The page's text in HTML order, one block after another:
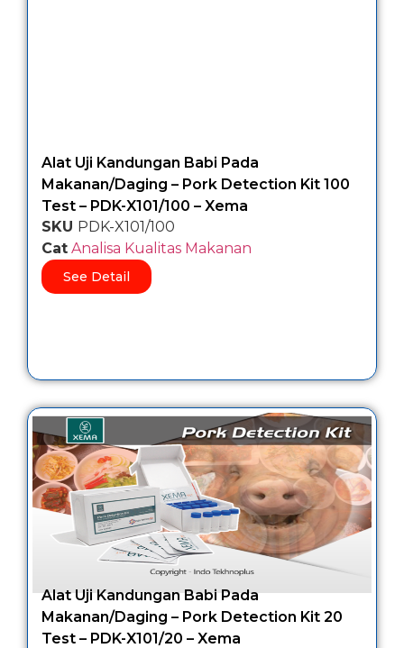
Alat Uji Kandungan Babi Pada
Makanan/Daging – Pork Detection Kit 100
Test – PDK-X101/100 – Xema
SKU PDK-X101/100
Cat Analisa Kualitas Makanan
See Detail
Alat Uji Kandungan Babi Pada
Makanan/Daging – Pork Detection Kit 20
Test – PDK-X101/20 – Xema